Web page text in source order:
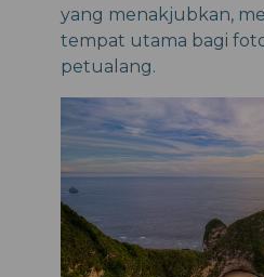
yang menakjubkan,
tempat utama bagi
petualang.